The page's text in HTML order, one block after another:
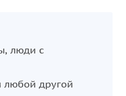
люди с
любой другой